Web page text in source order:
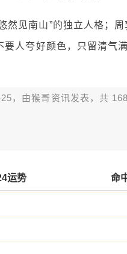
然见南山”的独立人格；
人夸好颜色，只留清气
，由猴哥资讯 发表，共
运势 命